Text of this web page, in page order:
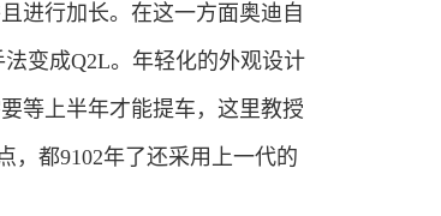
进行加长。在这一方面奥迪自
变成Q2L。年轻化的外观设计
等上半年才能提车，这里教授
，都9102年了还采用上一代的